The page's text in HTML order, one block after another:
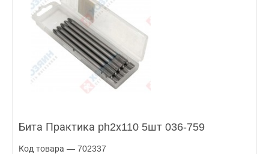
Бита Практика ph2х110 5шт 036-759
Код товара — 702337